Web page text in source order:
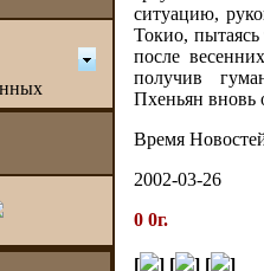
ситуацию,
Токио,
после
получив
Пхеньян вновь
Время
2002-03-26
0 0г.
[ ] [ ] [ ]